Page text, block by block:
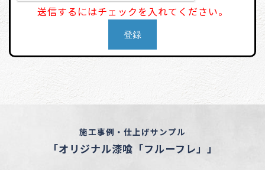
送信するにはチェックを入れてください。
施工事例・仕上げサンプル
「オリジナル漆喰「フルーフレ」」